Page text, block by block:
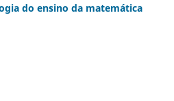
do ensino da matemática